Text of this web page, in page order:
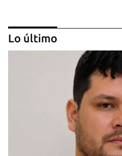
Lo último